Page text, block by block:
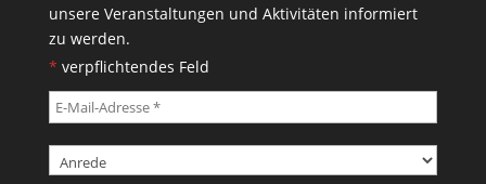
unsere Veranstaltungen und Aktivitäten informiert
zu werden.
* verpflichtendes Feld